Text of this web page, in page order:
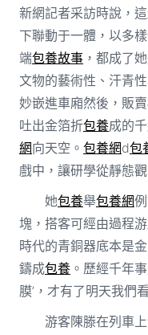
新網記者采訪時說，
下聯動于一體，以多
端包養故事，都成了
文物的藝術性、汗青
妙嵌進車廂然後，販
吐出金箔折包養成的
網向天空。 包養網d包
戲中，讓研學從靜態
她包養舉包養網
塊，搭客可經由過程
時代的青銅器底本是
鑄成包養。歷經千年
膜’，才有了明天我們
游客陳滕在列車